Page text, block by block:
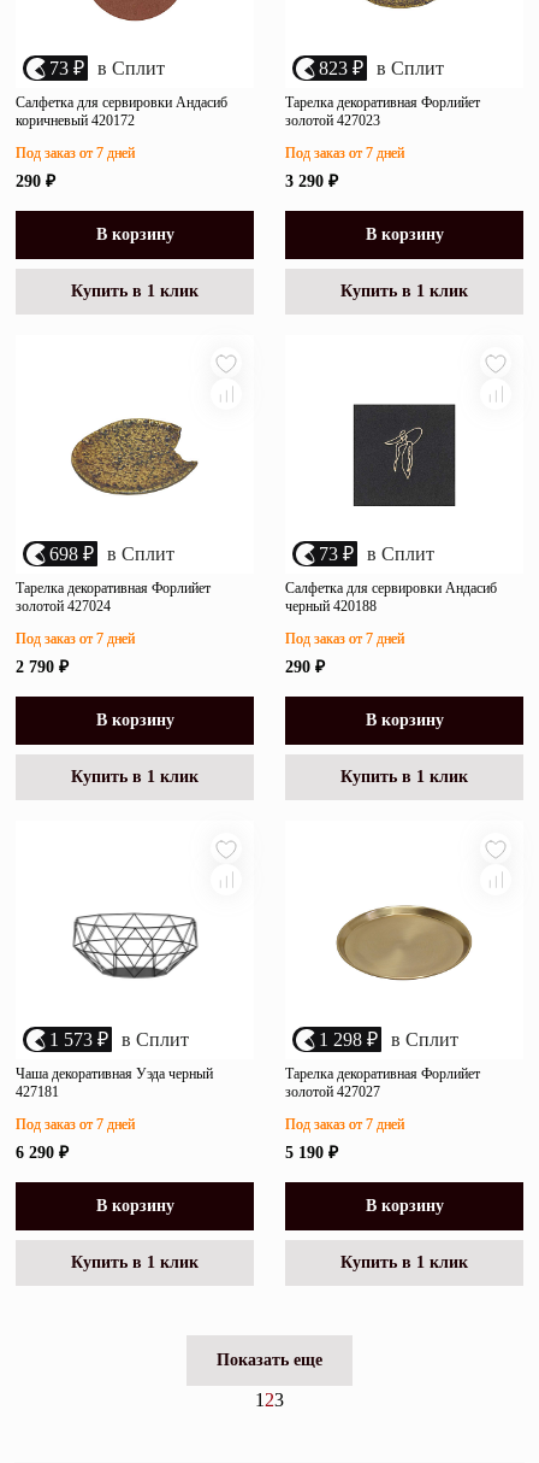
73 ₽ в Сплит
Салфетка для сервировки Андасиб
коричневый 420172
290 ₽
Под заказ от 7 дней
В корзину
Купить в 1 клик
823 ₽ в Сплит
Тарелка декоративная Форлийет
золотой 427023
3 290 ₽
Под заказ от 7 дней
В корзину
Купить в 1 клик
698 ₽ в Сплит
Тарелка декоративная Форлийет
золотой 427024
2 790 ₽
Под заказ от 7 дней
В корзину
Купить в 1 клик
73 ₽ в Сплит
Салфетка для сервировки Андасиб
черный 420188
290 ₽
Под заказ от 7 дней
В корзину
Купить в 1 клик
1 573 ₽ в Сплит
Чаша декоративная Уэда черный
427181
6 290 ₽
Под заказ от 7 дней
В корзину
Купить в 1 клик
1 298 ₽ в Сплит
Тарелка декоративная Форлийет
золотой 427027
5 190 ₽
Под заказ от 7 дней
В корзину
Купить в 1 клик
Показать еще
1 23